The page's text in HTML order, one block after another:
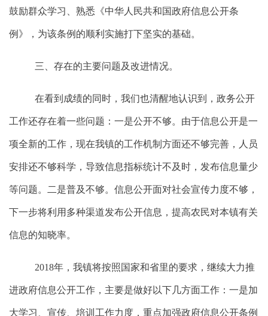
鼓励群众学习、熟悉《中华人民共和国政府信息公开条
例》，为该条例的顺利实施打下坚实的基础。
三、存在的主要问题及改进情况。
在看到成绩的同时，我们也清醒地认识到，政务公开
工作还存在着一些问题：一是公开不够。由于信息公开是一
项全新的工作，现在我镇的工作机制方面还不够完善，人员
安排还不够科学，导致信息指标统计不及时，发布信息量少
等问题。二是普及不够。信息公开面对社会宣传力度不够，
下一步将利用多种渠道发布公开信息，提高农民对本镇有关
信息的知晓率。
2018年，我镇将按照国家和省里的要求，继续大力推
进政府信息公开工作，主要是做好以下几方面工作：一是加
大学习、宣传、培训工作力度，重点加强政府信息公开条例